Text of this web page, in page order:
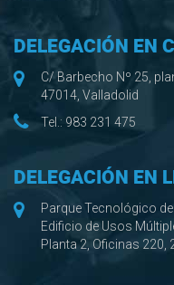
DELEGACIÓN EN
C/ Barbecho Nº 25,
47014, Valladolid
Tel.: 983 231 475
DELEGACIÓN EN
Parque Tecnológico
Edificio de Usos
Planta 2, Oficinas 220,